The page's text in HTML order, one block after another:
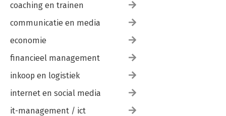
coaching en trainen
communicatie en media
economie
financieel management
inkoop en logistiek
internet en social media
it-management / ict